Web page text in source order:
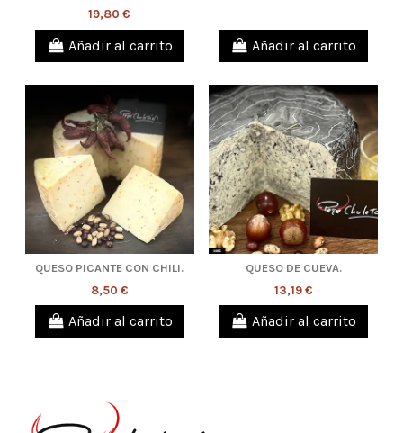
19,80 €
Añadir al carrito Añadir al carrito
QUESO PICANTE CON CHILI.
8,50 €
Añadir al carrito
QUESO DE CUEVA.
13,19 €
Añadir al carrito